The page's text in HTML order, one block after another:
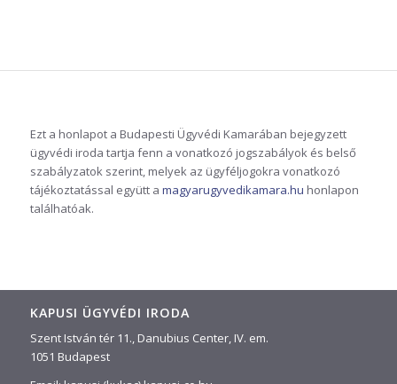
Ezt a honlapot a Budapesti Ügyvédi Kamarában bejegyzett
ügyvédi iroda tartja fenn a vonatkozó jogszabályok és belső
szabályzatok szerint, melyek az ügyféljogokra vonatkozó
tájékoztatással együtt a magyarugyvedikamara.hu honlapon
találhatóak.
KAPUSI ÜGYVÉDI IRODA
Szent István tér 11., Danubius Center, IV. em.
1051 Budapest